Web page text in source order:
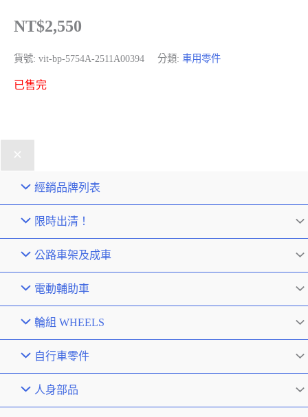
NT$2,550
貨號: vit-bp-5754A-2511A00394 分類: 車用零件
已售完
經銷品牌列表
限時出清！
公路車架及成車
電動輔助車
輪組 WHEELS
自行車零件
人身部品